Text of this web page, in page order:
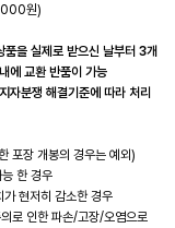
원)
을 실제로 받으신 날부터 3개
에 교환 반품이 가능
자분쟁 해결기준에 따라 처리
포장 개봉의 경우는 예외)
한 경우
현저히 감소한 경우
로 인한 파손/고장/오염으로